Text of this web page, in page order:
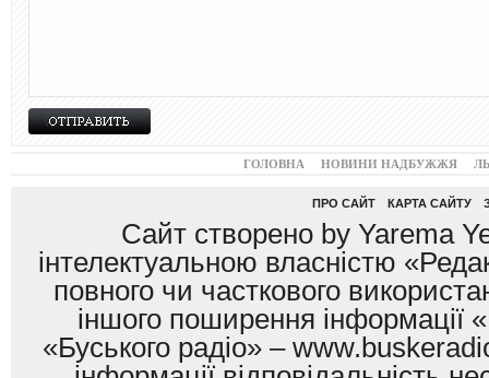
ГОЛОВНА НОВИНИ НАДБУЖЖЯ
ПРО САЙТ КАРТА САЙТУ
Сайт створено by Yarema
інтелектуальною власністю
повного чи часткового
іншого поширення інформації
«Буського радіо» –